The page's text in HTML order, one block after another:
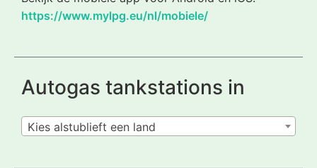
https://www.mylpg.eu/nl/mobiele/
Autogas tankstations in
Kies alstublieft een land